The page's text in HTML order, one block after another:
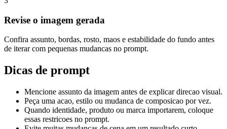
Revise o imagem gerada
Confira assunto, bordas, rosto, maos e estabilidade do fundo antes
de iterar com pequenas mudancas no prompt.
Dicas de prompt
Mencione assunto da imagem antes de explicar direcao visual.
Peça uma acao, estilo ou mudanca de composicao por vez.
Quando identidade, produto ou marca importarem, coloque
essas restricoes no prompt.